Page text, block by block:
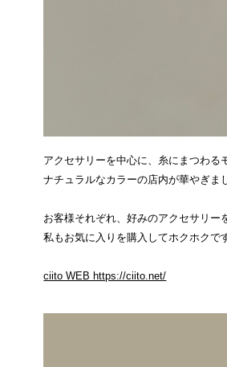
アクセサリーを中心に、糸にまつわ
ナチュラルなカラーの店内が華やぎま
お客様それぞれ、好みのアクセサリー
私もお気に入りを購入してホクホクで
ciito WEB https://ciito.net/